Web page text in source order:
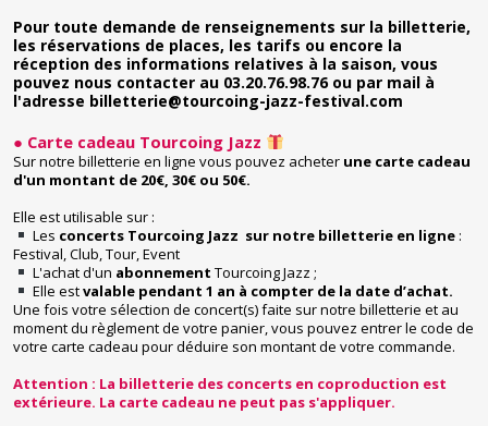
Pour toute demande de renseignements sur la billetterie,
les réservations de places, les tarifs ou encore la
réception des informations relatives à la saison, vous
pouvez nous contacter au 03.20.76.98.76 ou par mail à
l'adresse billetterie@tourcoing-jazz-festival.com
● ​Carte cadeau Tourcoing Jazz
Sur notre billetterie en ligne vous pouvez acheter une carte cadeau
d'un montant de 20€, 30€ ou 50€.
Elle est utilisable sur :
Les concerts Tourcoing Jazz sur notre billetterie en ligne:
Festival, Club, Tour, Event
L'achat d'un abonnement Tourcoing Jazz ;
Elle estvalable pendant 1 an à compter de la date d’achat.
Une fois votre sélection de concert(s) faite sur notre billetterie et au
moment du règlement de votre panier, vous pouvez entrer le code de
votre carte cadeau pour déduire son montant de votre commande.
Attention : La billetterie des concerts en coproduction est
extérieure. La carte cadeau ne peut pas s'appliquer.